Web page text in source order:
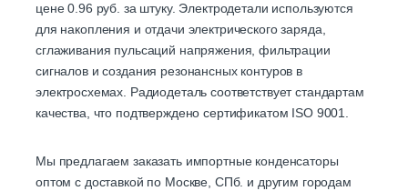
цене 0.96 руб. за штуку. Электродетали используются
для накопления и отдачи электрического заряда,
сглаживания пульсаций напряжения, фильтрации
сигналов и создания резонансных контуров в
электросхемах. Радиодеталь соответствует стандартам
качества, что подтверждено сертификатом ISO 9001.
Мы предлагаем заказать импортные конденсаторы
оптом с доставкой по Москве, СПб. и другим городам